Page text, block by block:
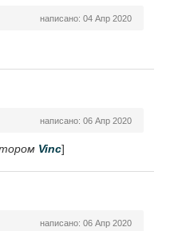
написано: 04 Апр 2020
написано: 06 Апр 2020
Vinc]
написано: 06 Апр 2020